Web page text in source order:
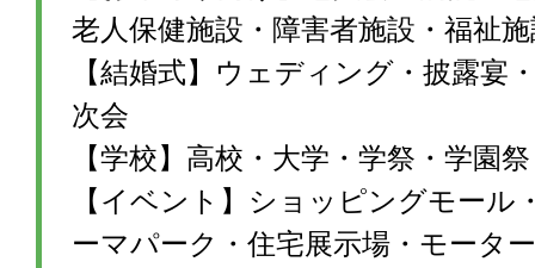
老人保健施設・障害者施設・福祉
【結婚式】ウェディング・披露宴
次会
【学校】高校・大学・学祭・学園
【イベント】ショッピングモール
ーマパーク・住宅展示場・モータ